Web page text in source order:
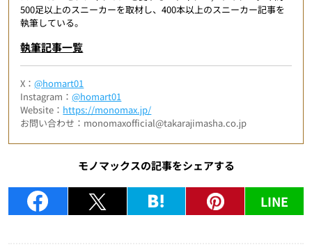
500足以上のスニーカーを取材し、400本以上のスニーカー記事を
執筆している。
執筆記事一覧
X：@homart01
Instagram：@homart01
Website： https://monomax.jp/
お問い合わせ：monomaxofficial@takarajimasha.co.jp
モノマックスの記事をシェアする
LINE